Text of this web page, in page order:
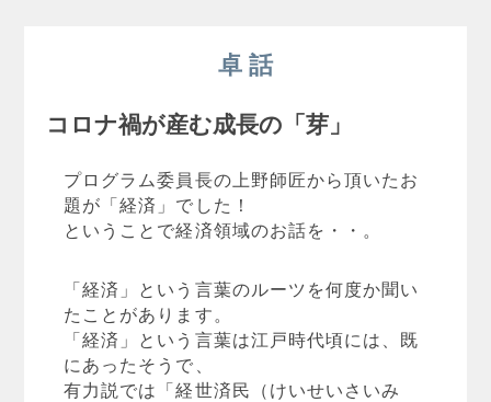
卓 話
コロナ禍が産む成長の「芽」
プログラム委員長の上野師匠から頂いたお
題が「経済」でした！
ということで経済領域のお話を・・。
「経済」という言葉のルーツを何度か聞い
たことがあります。
「経済」という言葉は江戸時代頃には、既
にあったそうで、
有力説では「経世済民（けいせいさいみ